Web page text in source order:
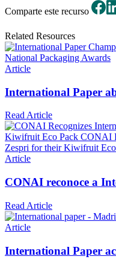
Comparte este recurso
Related Resources
Article
International Paper
Read Article
Article
CONAI reconoce a
Read Article
Article
International Paper